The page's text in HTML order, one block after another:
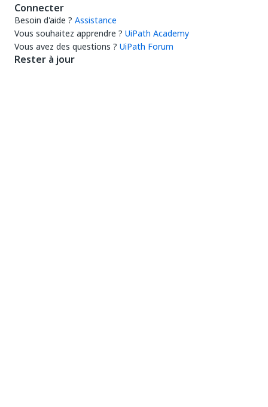
Connecter
Besoin d'aide ? Assistance
Vous souhaitez apprendre ? UiPath Academy
Vous avez des questions ? UiPath Forum
Rester à jour